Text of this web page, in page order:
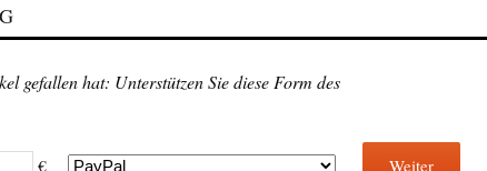
gefallen hat: Unterstützen Sie diese Form des
€ Weiter